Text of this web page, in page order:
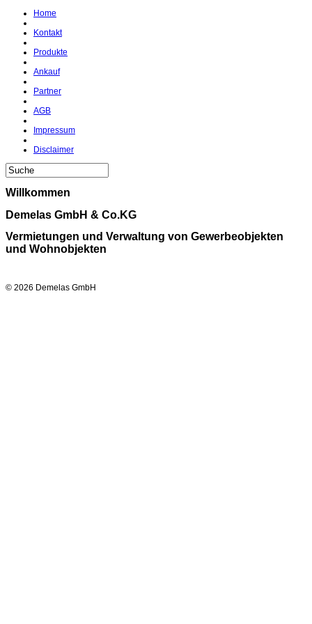
Home
Kontakt
Produkte
Ankauf
Partner
AGB
Impressum
Disclaimer
Willkommen
Demelas GmbH & Co.KG
Vermietungen und Verwaltung von Gewerbeobjekten
und Wohnobjekten
© 2026 Demelas GmbH